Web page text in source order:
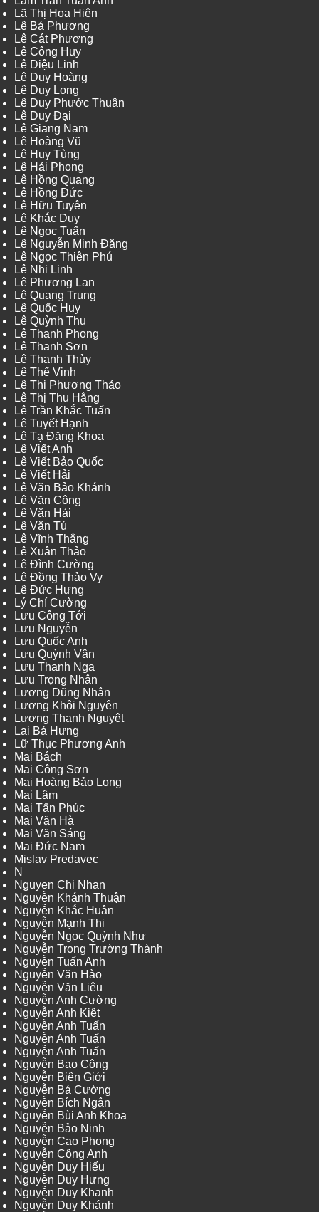
Lã Thị Hoa Hiên
Lê Bá Phương
Lê Cát Phương
Lê Công Huy
Lê Diệu Linh
Lê Duy Hoàng
Lê Duy Long
Lê Duy Phước Thuận
Lê Duy Đại
Lê Giang Nam
Lê Hoàng Vũ
Lê Huy Tùng
Lê Hải Phong
Lê Hồng Quang
Lê Hồng Đức
Lê Hữu Tuyên
Lê Khắc Duy
Lê Ngọc Tuấn
Lê Nguyễn Minh Đăng
Lê Ngọc Thiên Phú
Lê Nhi Linh
Lê Phương Lan
Lê Quang Trung
Lê Quốc Huy
Lê Quỳnh Thu
Lê Thanh Phong
Lê Thanh Sơn
Lê Thanh Thủy
Lê Thế Vinh
Lê Thị Phương Thảo
Lê Thị Thu Hằng
Lê Trần Khắc Tuấn
Lê Tuyết Hạnh
Lê Tạ Đăng Khoa
Lê Viết Anh
Lê Viết Bảo Quốc
Lê Viết Hải
Lê Văn Bảo Khánh
Lê Văn Công
Lê Văn Hải
Lê Văn Tú
Lê Vĩnh Thắng
Lê Xuân Thảo
Lê Đình Cường
Lê Đồng Thảo Vy
Lê Đức Hưng
Lý Chí Cường
Lưu Công Tới
Lưu Nguyễn
Lưu Quốc Anh
Lưu Quỳnh Vân
Lưu Thanh Nga
Lưu Trọng Nhân
Lương Dũng Nhân
Lương Khôi Nguyên
Lương Thanh Nguyệt
Lại Bá Hưng
Lữ Thục Phương Anh
Mai Bách
Mai Công Sơn
Mai Hoàng Bảo Long
Mai Lâm
Mai Tấn Phúc
Mai Văn Hà
Mai Văn Sáng
Mai Đức Nam
Mislav Predavec
N
Nguyen Chi Nhan
Nguyễn Khánh Thuận
Nguyễn Khắc Huân
Nguyễn Mạnh Thi
Nguyễn Ngọc Quỳnh Như
Nguyễn Trọng Trường Thành
Nguyễn Tuấn Anh
Nguyễn Văn Hào
Nguyễn Văn Liêu
Nguyễn Anh Cường
Nguyễn Anh Kiệt
Nguyễn Anh Tuấn
Nguyễn Anh Tuấn
Nguyễn Anh Tuấn
Nguyễn Bao Công
Nguyễn Biên Giới
Nguyễn Bá Cường
Nguyễn Bích Ngân
Nguyễn Bùi Anh Khoa
Nguyễn Bảo Ninh
Nguyễn Cao Phong
Nguyễn Công Anh
Nguyễn Duy Hiếu
Nguyễn Duy Hưng
Nguyễn Duy Khanh
Nguyễn Duy Khánh